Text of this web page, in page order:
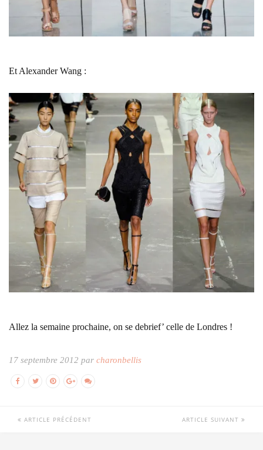
Et Alexander Wang :
Allez la semaine prochaine, on se debrief’ celle de Londres !
17 septembre 2012 par charonbellis
ARTICLE PRÉCÉDENT ARTICLE SUIVANT